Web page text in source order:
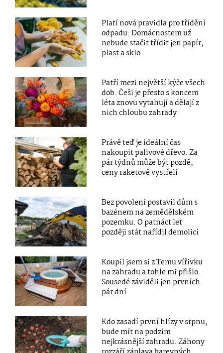
Platí nová pravidla pro třídění
odpadu: Domácnostem už
nebude stačit třídit jen papír,
plast a sklo
Patří mezi největší kýče všech
dob. Češi je přesto s koncem
léta znovu vytahují a dělají z
nich chloubu zahrady
Právě teď je ideální čas
nakoupit palivové dřevo. Za
pár týdnů může být pozdě,
ceny raketově vystřelí
Bez povolení postavil dům s
bazénem na zemědělském
pozemku. O patnáct let
později stát nařídil demolici
Koupil jsem si z Temu vířivku
na zahradu a tohle mi přišlo.
Sousedé záviděli jen prvních
pár dní
Kdo zasadí první hlízy v srpnu,
bude mít na podzim
nejkrásnější zahradu. Záhony